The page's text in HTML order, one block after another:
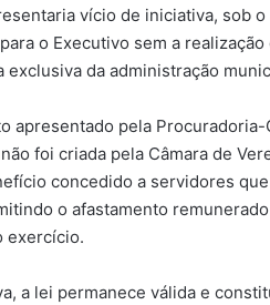
vício de iniciativa, sob
o Executivo sem a
da administração
apresentado pela
foi criada pela Câmara de
concedido a servidores
o afastamento
exercício.
a lei permanece válida e